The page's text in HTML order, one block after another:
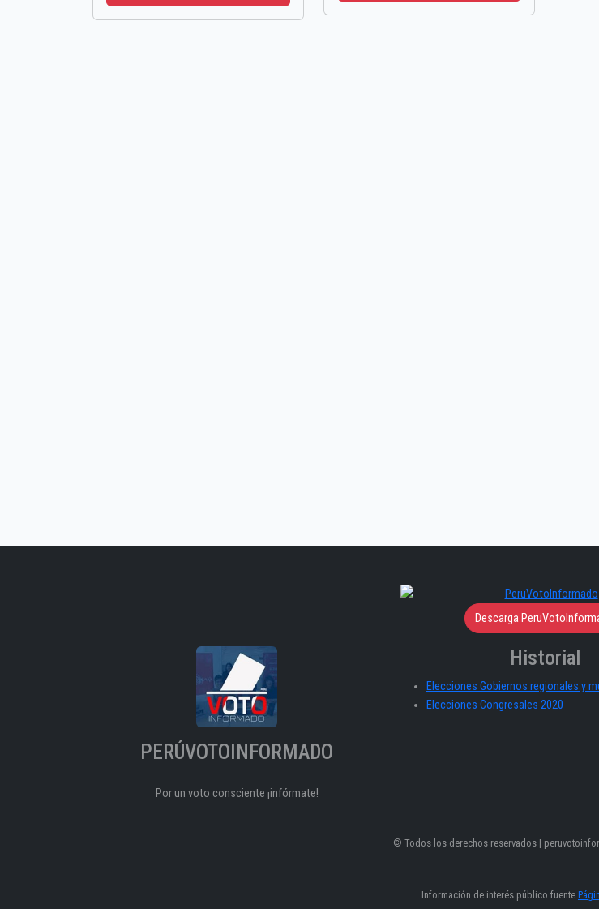
Descarga
PERÚVOTOINFORMADO
Por un voto consciente ¡infórmate!
Historial
Elecciones Gobiernos regionales y
Elecciones Congresales 2020
© Todos los derechos reservados |
Información de interés público fuente